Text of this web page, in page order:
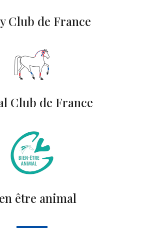
Club de France
Club de France
être animal